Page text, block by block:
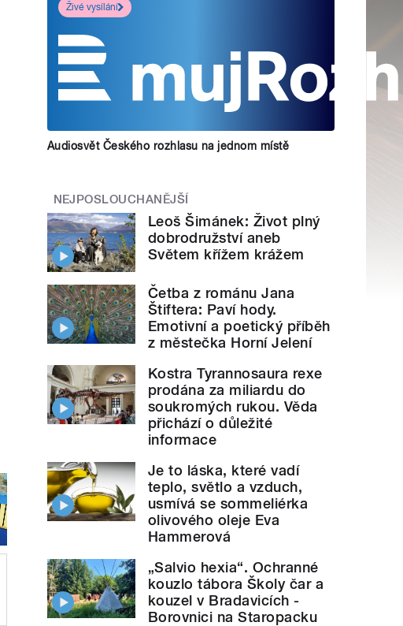
Živé vysílání
Audiosvět Českého rozhlasu na jednom místě
NEJPOSLOUCHANĚJŠÍ
Leoš Šimánek: Život plný
dobrodružství aneb
Světem křížem krážem
Četba z románu Jana
Štiftera: Paví hody.
Emotivní a poetický příběh
z městečka Horní Jelení
Kostra Tyrannosaura rexe
prodána za miliardu do
soukromých rukou. Věda
přichází o důležité
informace
Je to láska, které vadí
teplo, světlo a vzduch,
usmívá se sommeliérka
olivového oleje Eva
Hammerová
„Salvio hexia“. Ochranné
kouzlo tábora Školy čar a
kouzel v Bradavicích -
Borovnici na Staropacku